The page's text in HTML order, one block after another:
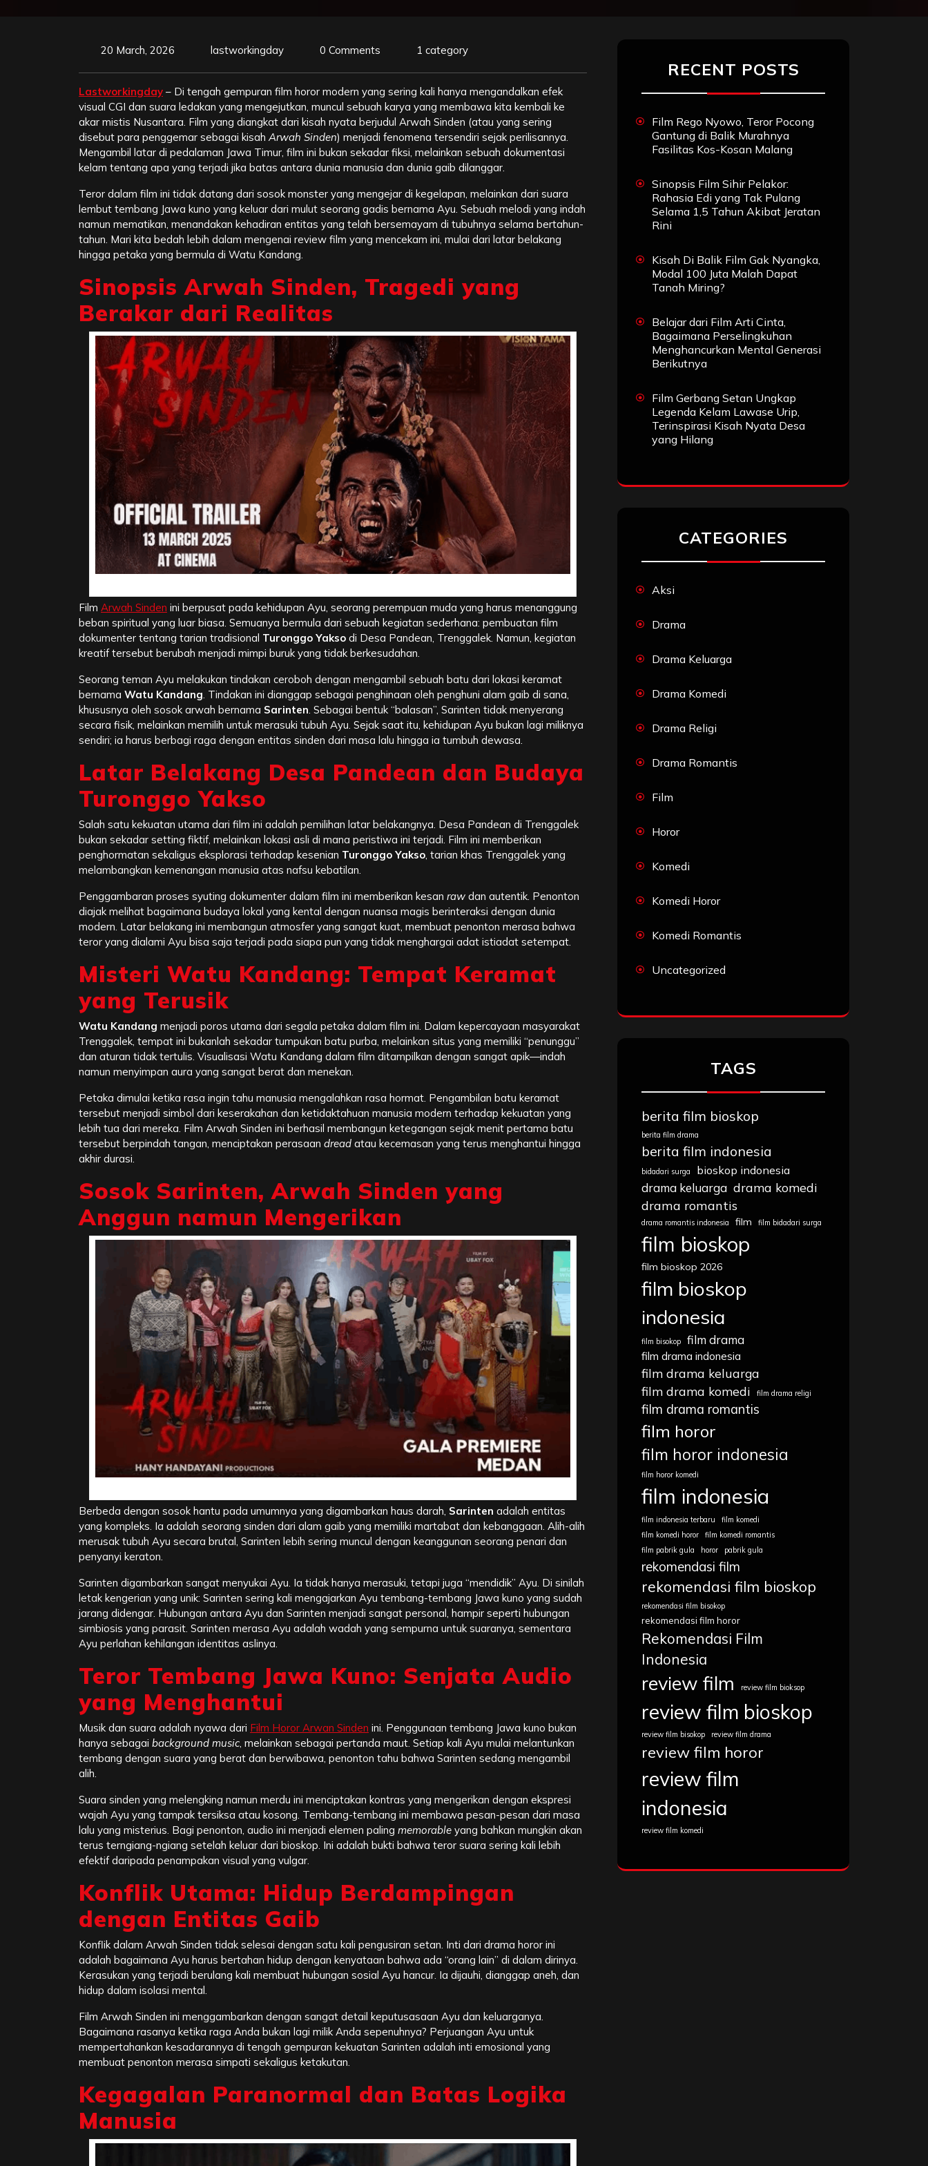
20 March, 2026 lastworkingday 0 Comments 1 category
Lastworkingday – Di tengah gempuran film horor modern yang sering kali hanya mengandalkan efek
visual CGI dan suara ledakan yang mengejutkan, muncul sebuah karya yang membawa kita kembali ke
akar mistis Nusantara. Film yang diangkat dari kisah nyata berjudul Arwah Sinden (atau yang sering
disebut para penggemar sebagai kisah Arwah Sinden) menjadi fenomena tersendiri sejak perilisannya.
Mengambil latar di pedalaman Jawa Timur, film ini bukan sekadar fiksi, melainkan sebuah dokumentasi
kelam tentang apa yang terjadi jika batas antara dunia manusia dan dunia gaib dilanggar.
Teror dalam film ini tidak datang dari sosok monster yang mengejar di kegelapan, melainkan dari suara
lembut tembang Jawa kuno yang keluar dari mulut seorang gadis bernama Ayu. Sebuah melodi yang indah
namun mematikan, menandakan kehadiran entitas yang telah bersemayam di tubuhnya selama bertahun-
tahun. Mari kita bedah lebih dalam mengenai review film yang mencekam ini, mulai dari latar belakang
hingga petaka yang bermula di Watu Kandang.
Sinopsis Arwah Sinden, Tragedi yang
Berakar dari Realitas
Film Arwah Sinden ini berpusat pada kehidupan Ayu, seorang perempuan muda yang harus menanggung
beban spiritual yang luar biasa. Semuanya bermula dari sebuah kegiatan sederhana: pembuatan film
dokumenter tentang tarian tradisional Turonggo Yakso di Desa Pandean, Trenggalek. Namun, kegiatan
kreatif tersebut berubah menjadi mimpi buruk yang tidak berkesudahan.
Seorang teman Ayu melakukan tindakan ceroboh dengan mengambil sebuah batu dari lokasi keramat
bernama Watu Kandang . Tindakan ini dianggap sebagai penghinaan oleh penghuni alam gaib di sana,
khususnya oleh sosok arwah bernama Sarinten . Sebagai bentuk “balasan”, Sarinten tidak menyerang
secara fisik, melainkan memilih untuk merasuki tubuh Ayu. Sejak saat itu, kehidupan Ayu bukan lagi miliknya
sendiri; ia harus berbagi raga dengan entitas sinden dari masa lalu hingga ia tumbuh dewasa.
Latar Belakang Desa Pandean dan Budaya
Turonggo Yakso
Salah satu kekuatan utama dari film ini adalah pemilihan latar belakangnya. Desa Pandean di Trenggalek
bukan sekadar setting fiktif, melainkan lokasi asli di mana peristiwa ini terjadi. Film ini memberikan
penghormatan sekaligus eksplorasi terhadap kesenian Turonggo Yakso , tarian khas Trenggalek yang
melambangkan kemenangan manusia atas nafsu kebatilan.
Penggambaran proses syuting dokumenter dalam film ini memberikan kesan raw dan autentik. Penonton
diajak melihat bagaimana budaya lokal yang kental dengan nuansa magis berinteraksi dengan dunia
modern. Latar belakang ini membangun atmosfer yang sangat kuat, membuat penonton merasa bahwa
teror yang dialami Ayu bisa saja terjadi pada siapa pun yang tidak menghargai adat istiadat setempat.
Misteri Watu Kandang: Tempat Keramat
yang Terusik
Watu Kandang menjadi poros utama dari segala petaka dalam film ini. Dalam kepercayaan masyarakat
Trenggalek, tempat ini bukanlah sekadar tumpukan batu purba, melainkan situs yang memiliki “penunggu”
dan aturan tidak tertulis. Visualisasi Watu Kandang dalam film ditampilkan dengan sangat apik—indah
namun menyimpan aura yang sangat berat dan menekan.
Petaka dimulai ketika rasa ingin tahu manusia mengalahkan rasa hormat. Pengambilan batu keramat
tersebut menjadi simbol dari keserakahan dan ketidaktahuan manusia modern terhadap kekuatan yang
lebih tua dari mereka. Film Arwah Sinden ini berhasil membangun ketegangan sejak menit pertama batu
tersebut berpindah tangan, menciptakan perasaan dread atau kecemasan yang terus menghantui hingga
akhir durasi.
Sosok Sarinten, Arwah Sinden yang
Anggun namun Mengerikan
Berbeda dengan sosok hantu pada umumnya yang digambarkan haus darah, Sarinten adalah entitas
yang kompleks. Ia adalah seorang sinden dari alam gaib yang memiliki martabat dan kebanggaan. Alih-alih
merusak tubuh Ayu secara brutal, Sarinten lebih sering muncul dengan keanggunan seorang penari dan
penyanyi keraton.
Sarinten digambarkan sangat menyukai Ayu. Ia tidak hanya merasuki, tetapi juga “mendidik” Ayu. Di sinilah
letak kengerian yang unik: Sarinten sering kali mengajarkan Ayu tembang-tembang Jawa kuno yang sudah
jarang didengar. Hubungan antara Ayu dan Sarinten menjadi sangat personal, hampir seperti hubungan
simbiosis yang parasit. Sarinten merasa Ayu adalah wadah yang sempurna untuk suaranya, sementara
Ayu perlahan kehilangan identitas aslinya.
Teror Tembang Jawa Kuno: Senjata Audio
yang Menghantui
Musik dan suara adalah nyawa dari Film Horor Arwan Sinden ini. Penggunaan tembang Jawa kuno bukan
hanya sebagai background music , melainkan sebagai pertanda maut. Setiap kali Ayu mulai melantunkan
tembang dengan suara yang berat dan berwibawa, penonton tahu bahwa Sarinten sedang mengambil
alih.
Suara sinden yang melengking namun merdu ini menciptakan kontras yang mengerikan dengan ekspresi
wajah Ayu yang tampak tersiksa atau kosong. Tembang-tembang ini membawa pesan-pesan dari masa
lalu yang misterius. Bagi penonton, audio ini menjadi elemen paling memorable yang bahkan mungkin akan
terus terngiang-ngiang setelah keluar dari bioskop. Ini adalah bukti bahwa teror suara sering kali lebih
efektif daripada penampakan visual yang vulgar.
Konflik Utama: Hidup Berdampingan
dengan Entitas Gaib
Konflik dalam Arwah Sinden tidak selesai dengan satu kali pengusiran setan. Inti dari drama horor ini
adalah bagaimana Ayu harus bertahan hidup dengan kenyataan bahwa ada “orang lain” di dalam dirinya.
Kerasukan yang terjadi berulang kali membuat hubungan sosial Ayu hancur. Ia dijauhi, dianggap aneh, dan
hidup dalam isolasi mental.
Film Arwah Sinden ini menggambarkan dengan sangat detail keputusasaan Ayu dan keluarganya.
Bagaimana rasanya ketika raga Anda bukan lagi milik Anda sepenuhnya? Perjuangan Ayu untuk
mempertahankan kesadarannya di tengah gempuran kekuatan Sarinten adalah inti emosional yang
membuat penonton merasa simpati sekaligus ketakutan.
Kegagalan Paranormal dan Batas Logika
Manusia
RECENT POSTS
Film Rego Nyowo, Teror Pocong
Gantung di Balik Murahnya
Fasilitas Kos-Kosan Malang
Sinopsis Film Sihir Pelakor:
Rahasia Edi yang Tak Pulang
Selama 1,5 Tahun Akibat Jeratan
Rini
Kisah Di Balik Film Gak Nyangka,
Modal 100 Juta Malah Dapat
Tanah Miring?
Belajar dari Film Arti Cinta,
Bagaimana Perselingkuhan
Menghancurkan Mental Generasi
Berikutnya
Film Gerbang Setan Ungkap
Legenda Kelam Lawase Urip,
Terinspirasi Kisah Nyata Desa
yang Hilang
CATEGORIES
Aksi
Drama
Drama Keluarga
Drama Komedi
Drama Religi
Drama Romantis
Film
Horor
Komedi
Komedi Horor
Komedi Romantis
Uncategorized
TAGS
berita film bioskop
berita film drama
berita film indonesia
bidadari surga bioskop indonesia
drama keluarga drama komedi
drama romantis
drama romantis indonesia film film bidadari surga
film bioskop
film bioskop 2026
film bioskop
indonesia
film bisokop film drama
film drama indonesia
film drama keluarga
film drama komedi
film drama religi
film drama romantis
film horor
film horor indonesia
film horor komedi
film indonesia
film indonesia terbaru
film komedi
film komedi horor
film komedi romantis
film pabrik gula
horor pabrik gula
rekomendasi film
rekomendasi film bioskop
rekomendasi film bisokop
rekomendasi film horor
Rekomendasi Film
Indonesia
review film review film bioksop
review film bioskop
review film bisokop review film drama
review film horor
review film
indonesia
review film komedi